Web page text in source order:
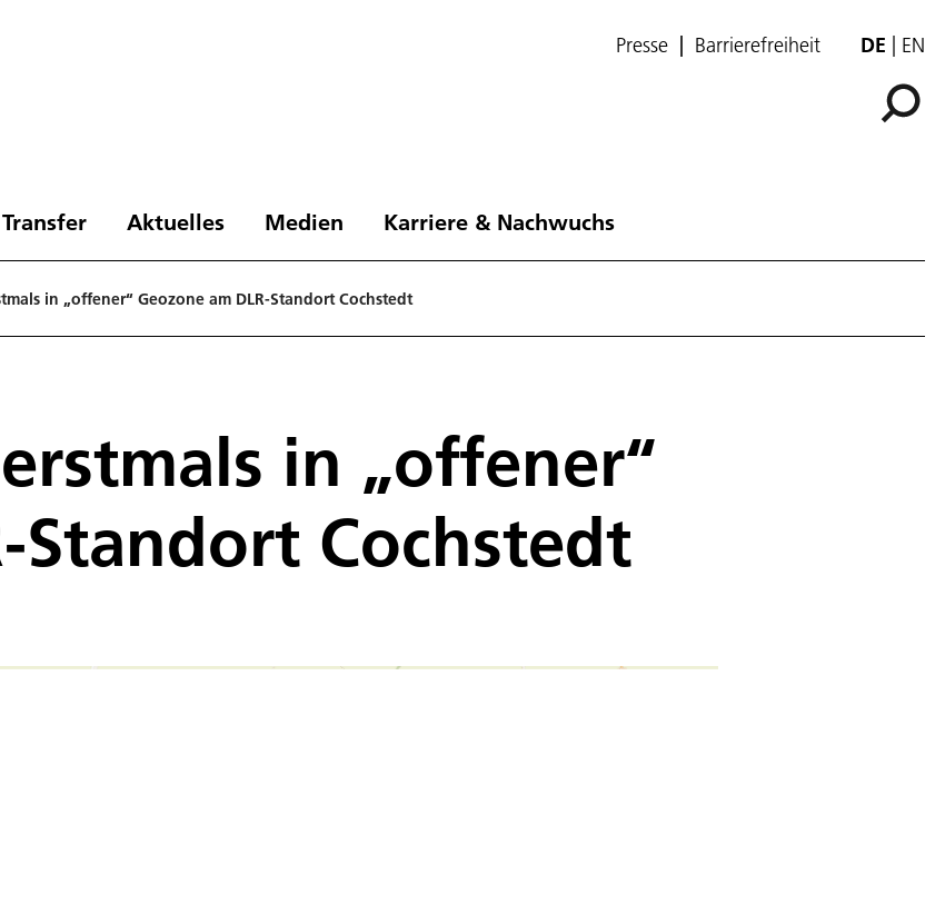
Presse Barrierefreiheit DE EN
Aktuelles Medien Karriere & Nachwuchs
in „offener“ Geozone am DLR-Standort Cochstedt
in „offener“
Standort Cochstedt